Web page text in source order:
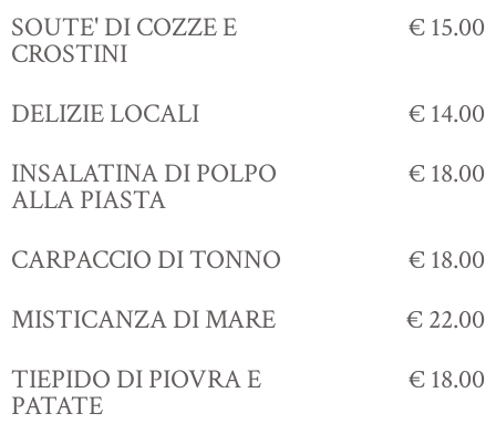
SOUTE' DI COZZE E
CROSTINI
€ 15.00
DELIZIE LOCALI
€ 14.00
INSALATINA DI POLPO
ALLA PIASTA
€ 18.00
CARPACCIO DI TONNO
€ 18.00
MISTICANZA DI MARE
€ 22.00
TIEPIDO DI PIOVRA E
PATATE
€ 18.00